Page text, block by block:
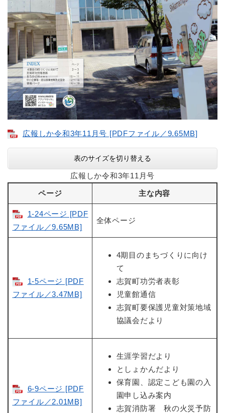
広報しか令和3年11月号 [PDFファイル／9.65MB]
表のサイズを切り替える
広報しか令和3年11月号
ページ 主な内容
1-24ページ [PDF
ファイル／9.65MB]
全体ページ
1-5ページ [PDF
ファイル／3.47MB]
4期目のまちづくりに向け
て
志賀町功労者表彰
児童館通信
志賀町要保護児童対策地域
協議会だより
6-9ページ [PDF
ファイル／2.01MB]
生涯学習だより
としょかんだより
保育園、認定こども園の入
園申し込み案内
志賀消防署 秋の火災予防